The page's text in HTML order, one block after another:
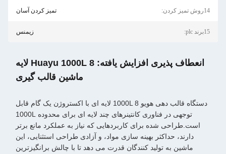
14روش تمیز کردن: تمیز کردن آسان
15برند plc: زیمنس
انعطاف پذیری افزایش یافته: Huayu 1000L 8 لایه
ماشین قالب گیری
دستگاه قالب دهی هویو 1000L 8 لایه ای با اکستروژن یک گام قابل
توجهی در فناوری کانتینرهای چند لایه ای برای محدوده 1000L
است.طراحی شده برای کاربردهایی که نیاز به عملکرد مانع برتر
دارند، حداکثر بهینه سازی مواد، و آزادی طراحی استثنایی، این
ماشین به تولید کنندگان قدرت می دهد تا با چالش برانگیزترین